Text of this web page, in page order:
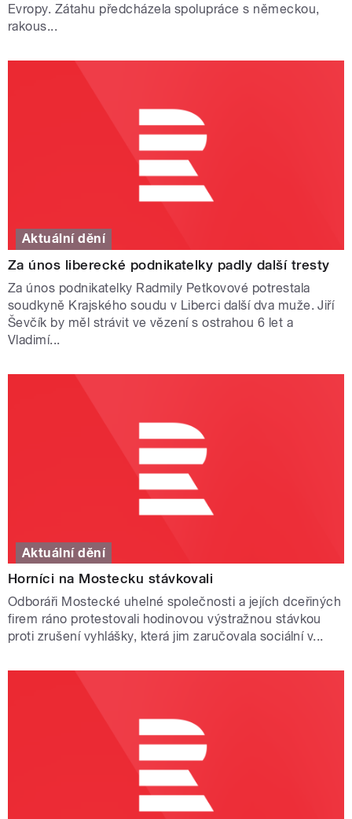
Evropy. Zátahu předcházela spolupráce s německou,
rakous...
Aktuální dění
Za únos liberecké podnikatelky padly další tresty
Za únos podnikatelky Radmily Petkovové potrestala
soudkyně Krajského soudu v Liberci další dva muže. Jiří
Ševčík by měl strávit ve vězení s ostrahou 6 let a
Vladimí...
Aktuální dění
Horníci na Mostecku stávkovali
Odboráři Mostecké uhelné společnosti a jejích dceřiných
firem ráno protestovali hodinovou výstražnou stávkou
proti zrušení vyhlášky, která jim zaručovala sociální v...